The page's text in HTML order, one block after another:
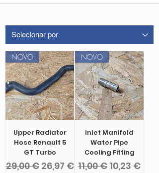
NOVO
Upper Radiator
Hose Renault 5
GT Turbo
Preço normal
29,00 € Preço promocional
26,97 €
NOVO
Inlet Manifold
Water Pipe
Cooling Fitting
Preço normal
11,00 € Preço
10,23 €